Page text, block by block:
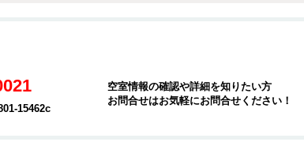
15462c
空室情報の確認や詳細を知りたい方
お問合せはお気軽にお問合せください！